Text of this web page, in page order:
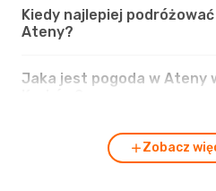
Kiedy najlepiej
Ateny?
Jaka jest pogoda w Ateny
Zobacz